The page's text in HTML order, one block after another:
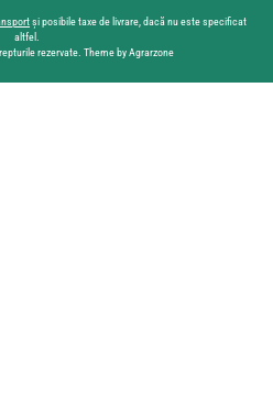
și posibile taxe de livrare, dacă nu este specificat
altfel.
rezervate. Theme by Agrarzone